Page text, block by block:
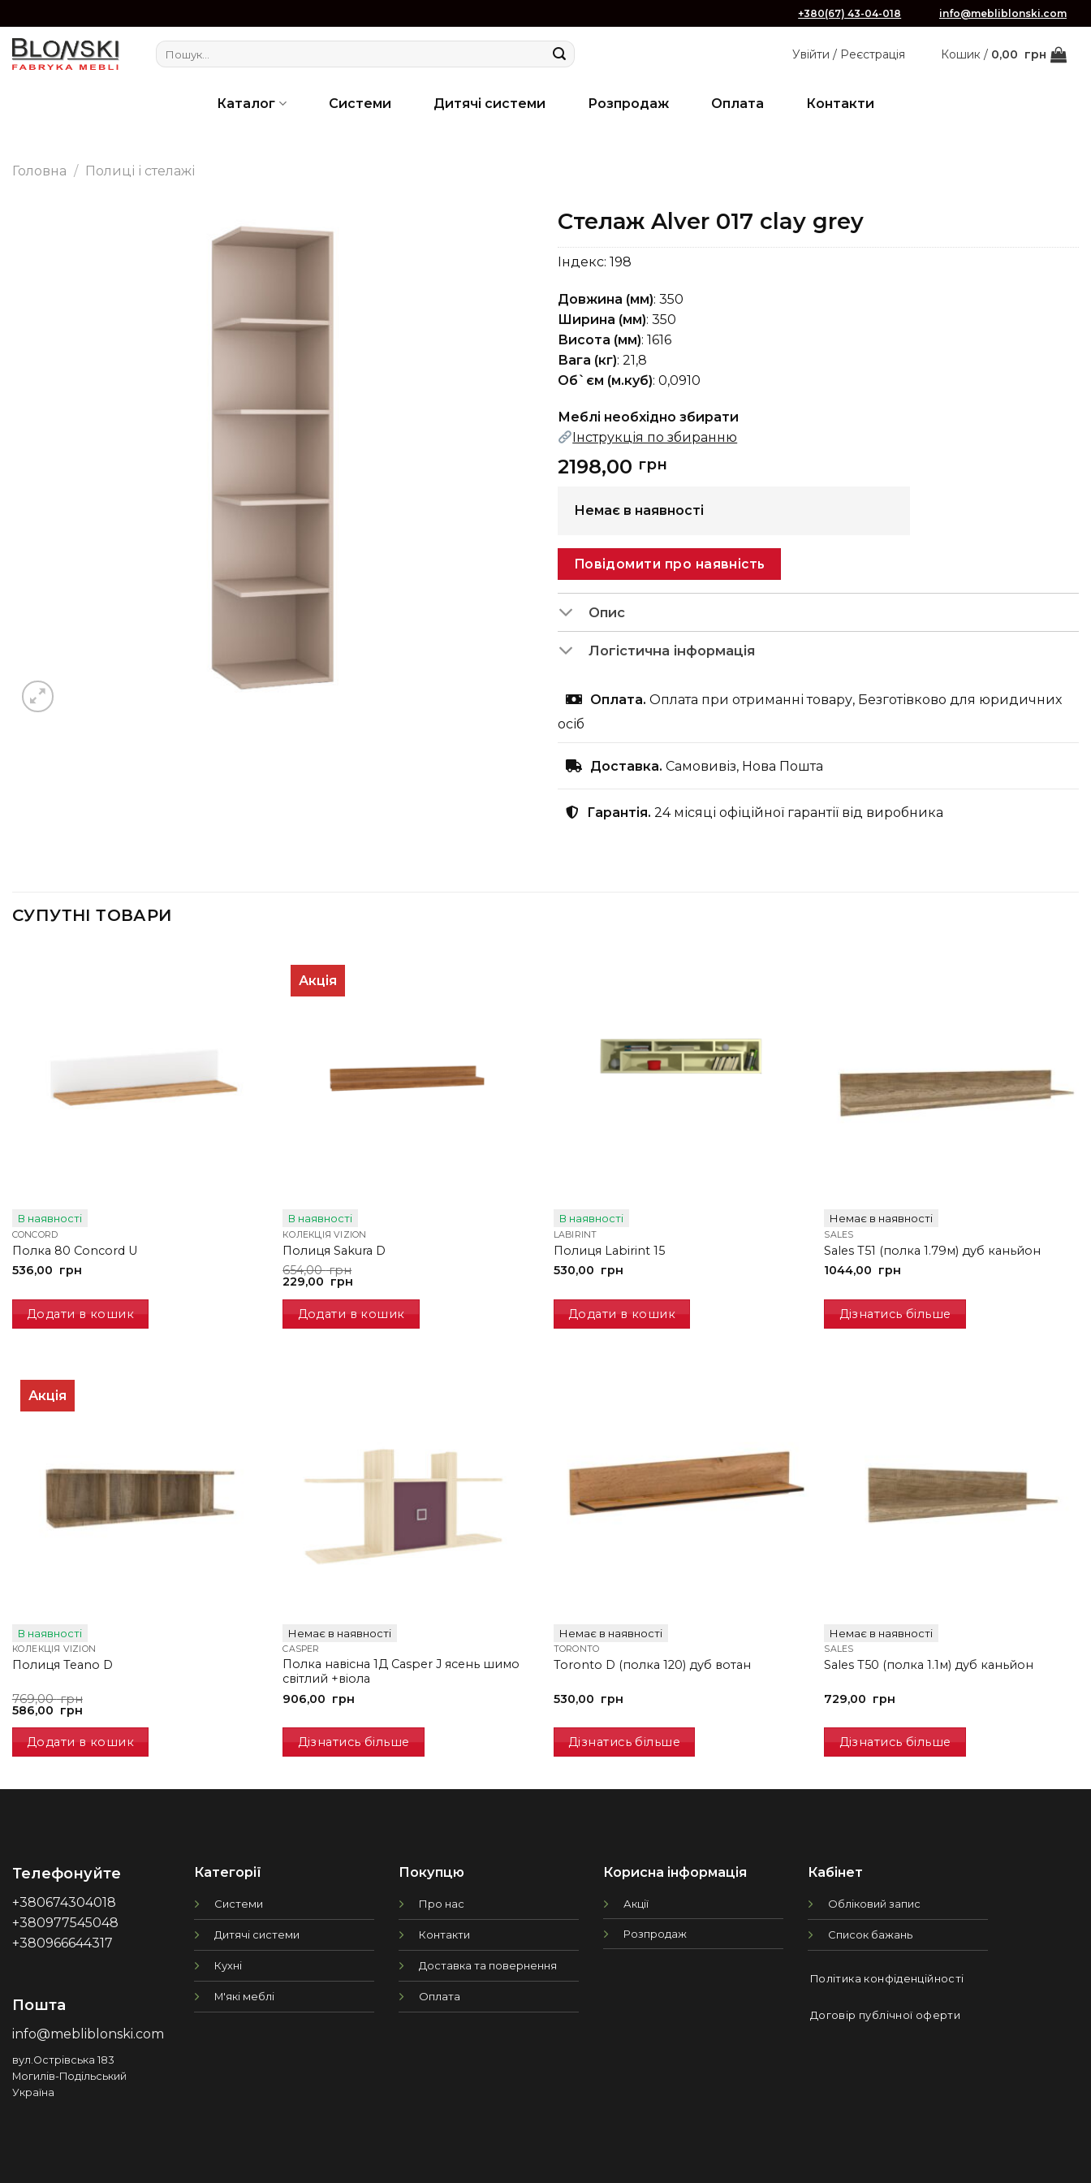
to
content
+380(67) 43-04-018 info@mebliblonski.com
Шукати: Увійти / Реєстрація Кошик / 0,00 грн
Каталог Системи Дитячі системи Розпродаж Оплата Контакти
Головна / Полиці і стелажі
Стелаж Alver 017 clay grey
Індекс: 198
Довжина (мм): 350
Ширина (мм): 350
Висота (мм): 1616
Вага (кг): 21,8
Об`єм (м.куб): 0,0910
Меблі необхідно збирати
Інструкція по збиранню
2198,00 грн
Немає в наявності
Повідомити про наявність
Опис
Логістична інформація
Оплата. Оплата при отриманні товару, Безготівково для юридичних
осіб
Доставка. Самовивіз, Нова Пошта
Гарантія. 24 місяці офіційної гарантії від виробника
СУПУТНІ ТОВАРИ
В наявності
CONCORD
Полка 80 Concord U
536,00 грн
Додати в кошик
Акція
В наявності
КОЛЕКЦІЯ VIZION
Полиця Sakura D
654,00грн
Оригінальна
ціна:
грн.
229,00 грн
Поточна
ціна:
грн.
Додати в кошик
В наявності
LABIRINT
Полиця Labirint 15
530,00 грн
Додати в кошик
Немає в наявності
SALES
Sales T51 (полка 1.79м) дуб каньйон
1044,00 грн
Дізнатись більше
Акція
В наявності
КОЛЕКЦІЯ VIZION
Полиця Teano D
769,00грн
Оригінальна
ціна:
769,00
грн.
586,00 грн
Поточна
ціна:
586,00
грн.
Додати в кошик
Немає в наявності
CASPER
Полка навісна 1Д Casper J ясень шимо
світлий +віола
906,00 грн
Дізнатись більше
Немає в наявності
TORONTO
Toronto D (полка 120) дуб вотан
530,00 грн
Дізнатись більше
Немає в наявності
SALES
Sales T50 (полка 1.1м) дуб каньйон
729,00 грн
Дізнатись більше
Телефонуйте
+380674304018
+380977545048
+380966644317
Пошта
info@mebliblonski.com
вул.Острівська 183
Могилів-Подільський
Україна
Категорії
Системи
Дитячі системи
Кухні
М'які меблі
Покупцю
Про нас
Контакти
Доставка та повернення
Оплата
Корисна інформація
Акції
Розпродаж
Кабінет
Обліковий запис
Список бажань
Політика конфіденційності
Договір публічної оферти